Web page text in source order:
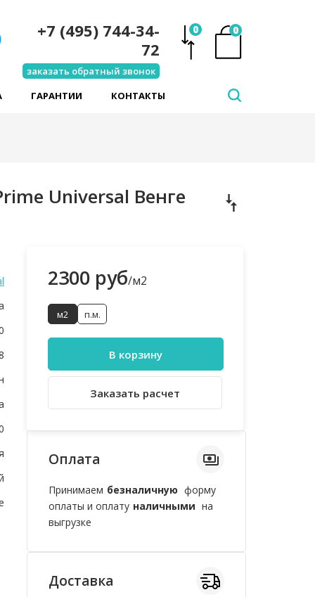
0
0
+7 (495) 744-34-
72
заказать обратный звонок
ГАРАНТИИ КОНТАКТЫ
Universal Венге
2300 руб/м2
м2 п.м.
В корзину
Заказать расчет
Оплата
Принимаем безналичную форму
оплаты и оплату наличными на
выгрузке
Доставка